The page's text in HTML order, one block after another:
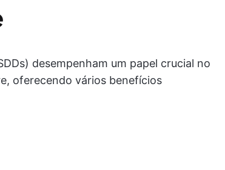
desempenham um papel crucial no
oferecendo vários benefícios